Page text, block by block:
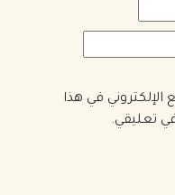
الإلكتروني في هذا
تعليقي.